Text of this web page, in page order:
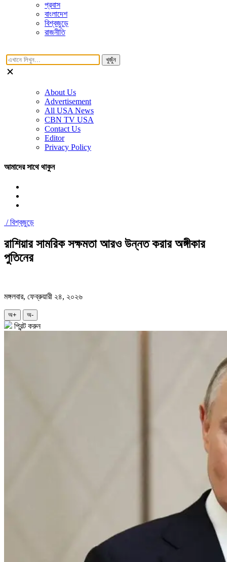
প্রবাস
বাংলাদেশ
বিশ্বজুড়ে
রাজনীতি
খুজুঁন
About Us
Advertisement
All USA News
CBN TV USA
Contact Us
Editor
Privacy Policy
আমাদের সাথে থাকুন
/বিশ্বজুড়ে
রাশিয়ার সামরিক সক্ষমতা আরও উন্নত করার অঙ্গীকার
পুতিনের
মঙ্গলবার, ফেব্রুয়ারী ২৪, ২০২৬
অ+ অ-
প্রিন্ট করুন